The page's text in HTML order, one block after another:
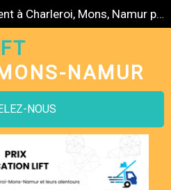
Location lift déménagement à Charleroi, Mons, Namur pas cher
NAMUR
NOUS